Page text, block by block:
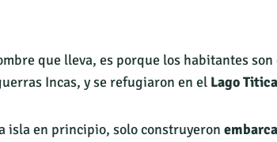
que lleva, es porque los habitantes
Incas, y se refugiaron en el Lago
isla en principio, solo construyeron